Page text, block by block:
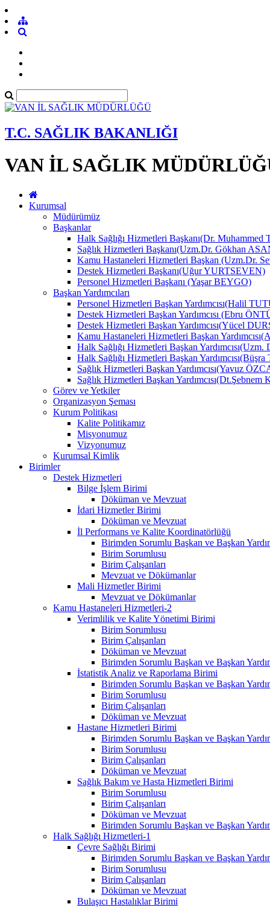
T.C. SAĞLIK BAKANLIĞI
VAN İL SAĞLIK
Kurumsal
Müdürümüz
Başkanlar
Halk Sağlığı Hizmetleri Başkanı(Dr.
Sağlık Hizmetleri Başkanı(Uzm.Dr. Gökhan
Kamu Hastaneleri Hizmetleri Başkan (Uzm.Dr.
Destek Hizmetleri Başkanı(Uğur YURTSEVEN)
Personel Hizmetleri Başkanı (Yaşar BEYGO)
Başkan Yardımcıları
Personel Hizmetleri Başkan Yardımcısı(Halil
Destek Hizmetleri Başkan Yardımcısı (Ebru
Destek Hizmetleri Başkan Yardımcısı(Yücel
Kamu Hastaneleri Hizmetleri Başkan
Halk Sağlığı Hizmetleri Başkan
Halk Sağlığı Hizmetleri Başkan
Sağlık Hizmetleri Başkan Yardımcısı(Yavuz
Sağlık Hizmetleri Başkan
Görev ve Yetkiler
Organizasyon Şeması
Kurum Politikası
Kalite Politikamız
Misyonumuz
Vizyonumuz
Kurumsal Kimlik
Birimler
Destek Hizmetleri
Bilge İşlem Birimi
Döküman ve Mevzuat
İdari Hizmetler Birimi
Döküman ve Mevzuat
İl Performans ve Kalite Koordinatörlüğü
Birimden Sorumlu Başkan ve Başkan
Birim Sorumlusu
Birim Çalışanları
Mevzuat ve Dökümanlar
Mali Hizmetler Birimi
Mevzuat ve Dökümanlar
Kamu Hastaneleri Hizmetleri-2
Verimlilik ve Kalite Yönetimi Birimi
Birim Sorumlusu
Birim Çalışanları
Döküman ve Mevzuat
Birimden Sorumlu Başkan ve Başkan
İstatistik Analiz ve Raporlama Birimi
Birimden Sorumlu Başkan ve Başkan
Birim Sorumlusu
Birim Çalışanları
Döküman ve Mevzuat
Hastane Hizmetleri Birimi
Birimden Sorumlu Başkan ve Başkan
Birim Sorumlusu
Birim Çalışanları
Döküman ve Mevzuat
Sağlık Bakım ve Hasta Hizmetleri Birimi
Birim Sorumlusu
Birim Çalışanları
Döküman ve Mevzuat
Birimden Sorumlu Başkan ve Başkan
Halk Sağlığı Hizmetleri-1
Çevre Sağlığı Birimi
Birimden Sorumlu Başkan ve Başkan
Birim Sorumlusu
Birim Çalışanları
Döküman ve Mevzuat
Bulaşıcı Hastalıklar Birimi